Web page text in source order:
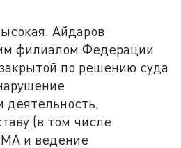
Айдаров
филиалом Федерации
по решению суда
деятельность,
(в том числе
и ведение